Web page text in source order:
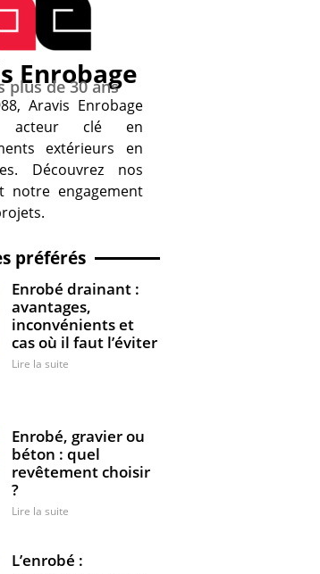
Enrobage
plus de 30 ans
Aravis Enrobage
clé en
extérieurs en
Découvrez nos
notre engagement
préférés
Enrobé drainant :
avantages,
inconvénients et
cas où il faut l’éviter
Lire la suite
Enrobé, gravier ou
béton : quel
revêtement choisir
?
Lire la suite
L’enrobé :